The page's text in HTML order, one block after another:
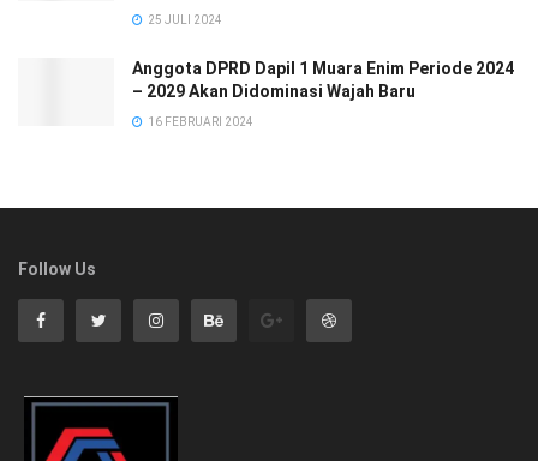
25 JULI 2024
Anggota DPRD Dapil 1 Muara Enim Periode 2024
– 2029 Akan Didominasi Wajah Baru
16 FEBRUARI 2024
Follow Us